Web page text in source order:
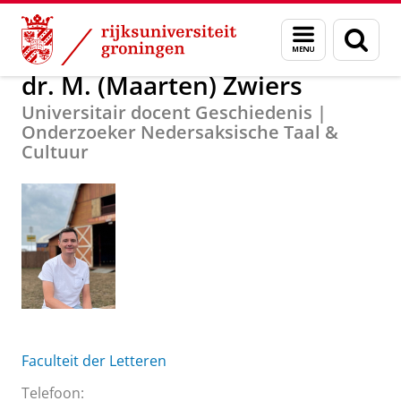
Skip
Content
Skip
Navigation
Menu
en
zoeken
Over ons dr. M. (Maarten) Zwiers
dr. M. (Maarten) Zwiers
Universitair docent Geschiedenis |
Onderzoeker Nedersaksische Taal &
Cultuur
Faculteit der Letteren
Telefoon: